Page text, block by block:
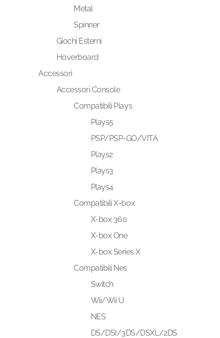
Metal
Spinner
Giochi Esterni
Hoverboard
Accessori
Accessori Console
Compatibili Plays
Plays5
PSP/PSP-GO/VITA
Plays2
Plays3
Plays4
Compatibili X-box
X-box 360
X-box One
X-box Series X
Compatibili Nes
Switch
Wii/Wii U
NES
DS/DSI/3DS/DSXL/2DS